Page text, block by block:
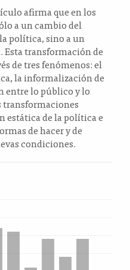
afirma que en los
a un cambio del
política, sino a un
transformación de
de tres fenómenos: el
la informalización de
entre lo público y lo
transformaciones
estática de la política e
de hacer y de
condiciones.